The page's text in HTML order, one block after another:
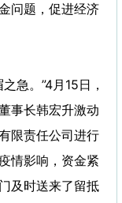
问题，促进经济
急。”4月15日，
事长韩宏升激动
限责任公司进行
情影响，资金紧
及时送来了留抵